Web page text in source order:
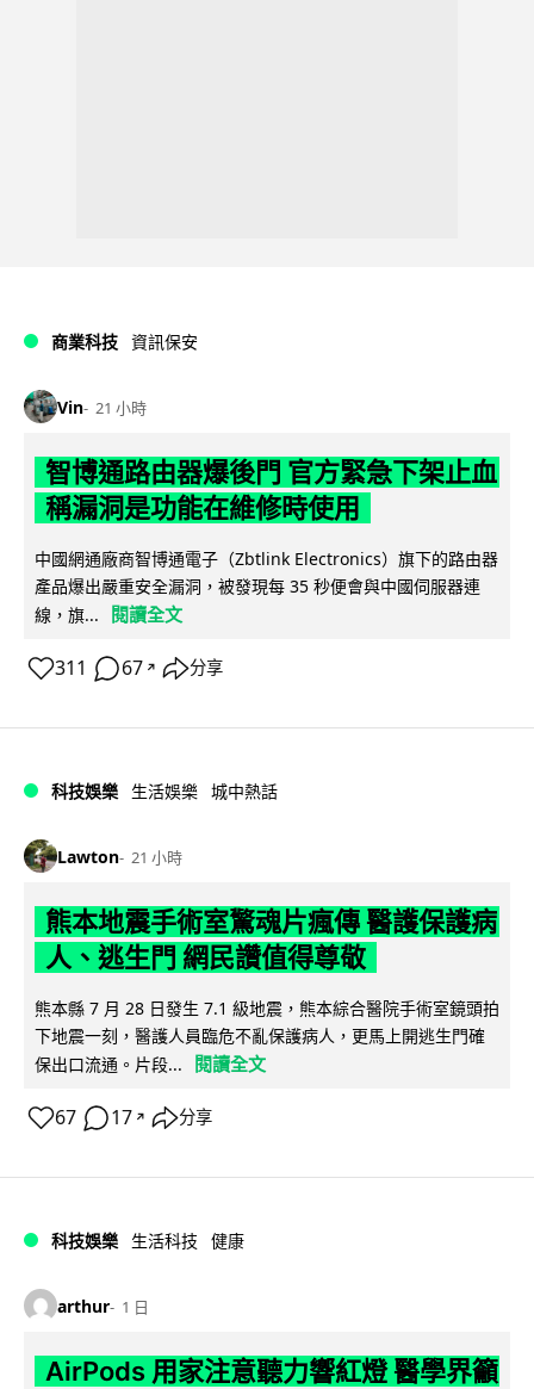
商業科技 資訊保安
Vin 21 小時
智博通路由器爆後門 官方緊急下架止血
稱漏洞是功能在維修時使用
中國網通廠商智博通電子（Zbtlink Electronics）旗下的路由器
產品爆出嚴重安全漏洞，被發現每 35 秒便會與中國伺服器連
線，旗...
閱讀全文
311 67 ↗ 分享
科技娛樂 生活娛樂 城中熱話
Lawton 21 小時
熊本地震手術室驚魂片瘋傳 醫護保護病
人、逃生門 網民讚值得尊敬
熊本縣 7 月 28 日發生 7.1 級地震，熊本綜合醫院手術室鏡頭拍
下地震一刻，醫護人員臨危不亂保護病人，更馬上開逃生門確
保出口流通。片段...
閱讀全文
67 17 ↗ 分享
科技娛樂 生活科技 健康
arthur 1 日
AirPods 用家注意聽力響紅燈 醫學界籲